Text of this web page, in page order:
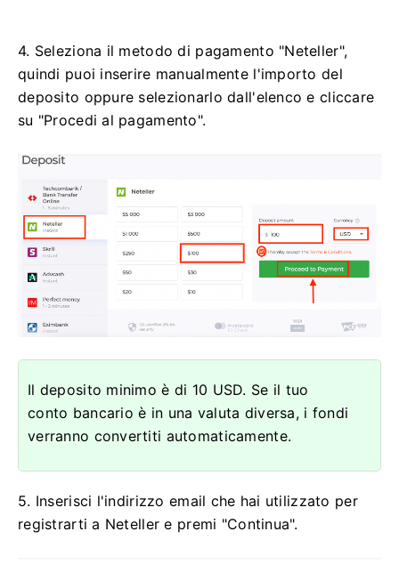
4. Seleziona il metodo di pagamento "Neteller",
quindi puoi inserire manualmente l'importo del
deposito oppure selezionarlo dall'elenco e cliccare
su "Procedi al pagamento".
Il deposito minimo è di 10 USD. Se il tuo
conto bancario è in una valuta diversa, i fondi
verranno convertiti automaticamente.
5. Inserisci l'indirizzo email che hai utilizzato per
registrarti a Neteller e premi "Continua".